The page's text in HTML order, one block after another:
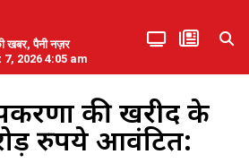
खबर, पैनी नज़र
2026 4:05 am
की खरीद के
रुपये आवंटित: